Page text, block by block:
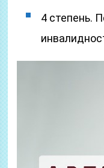
4 степень.